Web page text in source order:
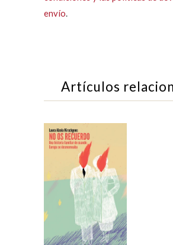
envío.
Artículos